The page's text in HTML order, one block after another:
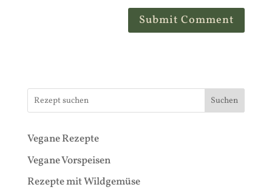
Suchen
Vegane Rezepte
Vegane Vorspeisen
Rezepte mit Wildgemüse